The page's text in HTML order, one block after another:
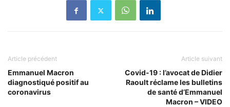
Article précédent
Emmanuel Macron
diagnostiqué positif au
coronavirus
Article suivant
Covid-19 : l’avocat de Didier
Raoult réclame les bulletins
de santé d’Emmanuel
Macron – VIDEO